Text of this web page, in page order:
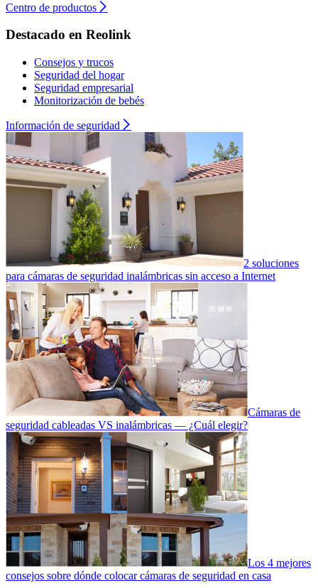
Centro de productos
Destacado en Reolink
Consejos y trucos
Seguridad del hogar
Seguridad empresarial
Monitorización de bebés
Información de seguridad
2 soluciones
para cámaras de seguridad inalámbricas sin acceso a Internet
Cámaras de
seguridad cableadas VS inalámbricas — ¿Cuál elegir?
Los 4 mejores
consejos sobre dónde colocar cámaras de seguridad en casa